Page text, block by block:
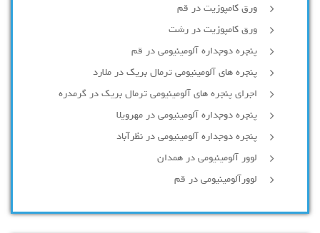
ورق کامپوزیت در قم
ورق کامپوزیت در رشت
پنجره دوجداره آلومينيومی در قم
پنجره های آلومینیومی ترمال بریک در ملارد
اجرای پنجره های آلومینیومی ترمال بریک در گرمدره
پنجره دوجداره آلومینیومی در مهرویلا
پنجره دوجداره آلومینیومی در نظرآباد
لوور آلومینیومی در همدان
لوورآلومینیومی در قم